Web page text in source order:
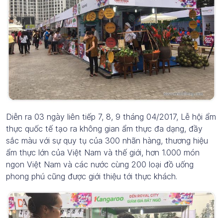
Diễn ra 03 ngày liên tiếp 7, 8, 9 tháng 04/2017, Lễ hội ẩm
thực quốc tế tạo ra không gian ẩm thực đa dạng, đầy
sắc màu với sự quy tụ của 300 nhãn hàng, thương hiệu
ẩm thực lớn của Việt Nam và thế giới, hơn 1.000 món
ngon Việt Nam và các nước cùng 200 loại đồ uống
phong phú cũng được giới thiệu tới thực khách.